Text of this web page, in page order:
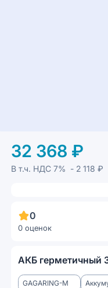
32 368 ₽
В т.ч. НДС7% - 2 118 ₽
0
0 оценок
АКБ герметичный
GAGARING-M